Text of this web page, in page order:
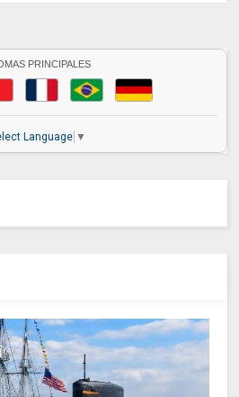
PRINCIPALES
Language ▼